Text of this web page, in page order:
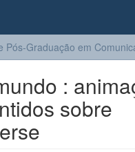
Pós-Graduação em
:
sobre